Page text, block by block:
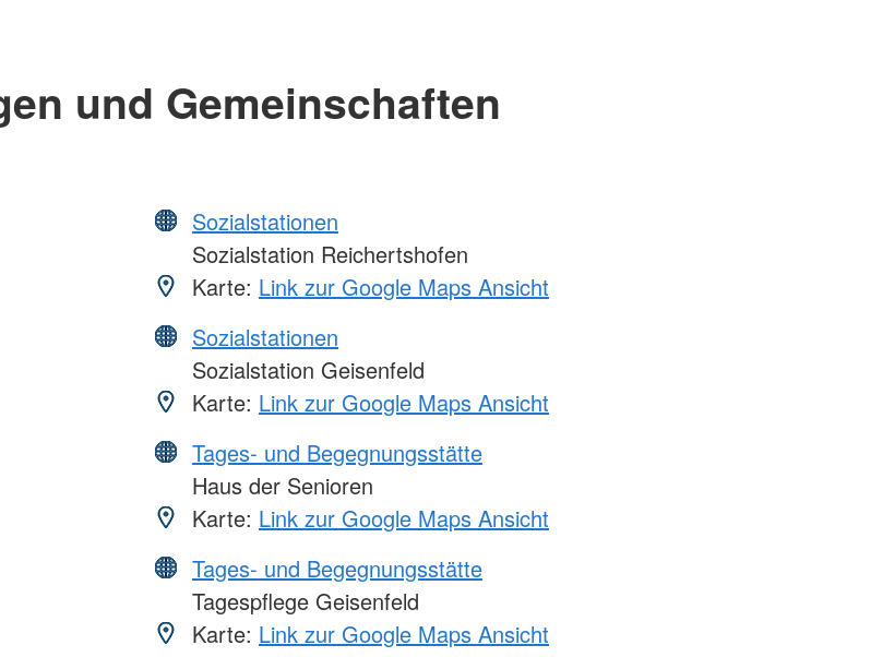
und Gemeinschaften
Sozialstationen
Sozialstation Reichertshofen
Karte: Link zur Google Maps Ansicht
Sozialstationen
Sozialstation Geisenfeld
Karte: Link zur Google Maps Ansicht
Tages- und Begegnungsstätte
Haus der Senioren
Karte: Link zur Google Maps Ansicht
Tages- und Begegnungsstätte
Tagespflege Geisenfeld
Karte: Link zur Google Maps Ansicht